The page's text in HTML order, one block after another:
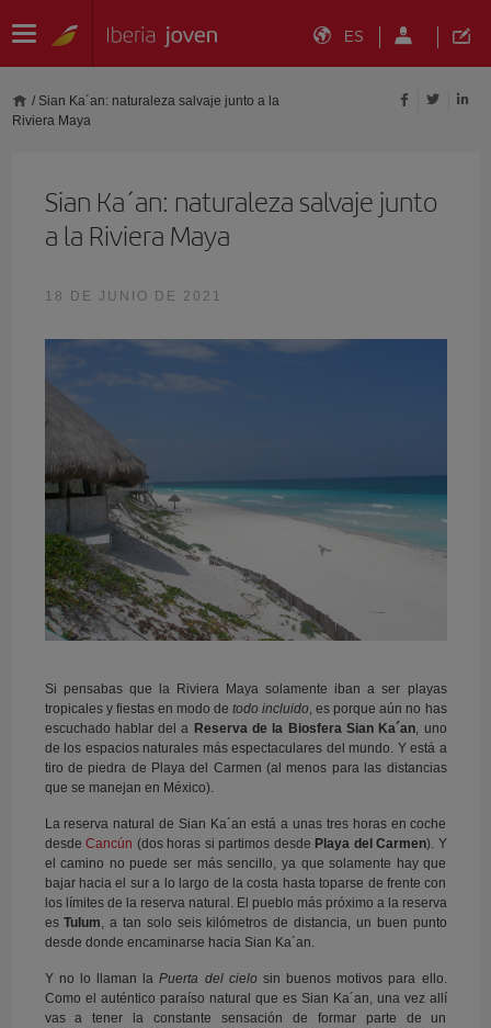
ES
/ Sian Ka´an: naturaleza salvaje junto a la
Riviera Maya
Sian Ka´an: naturaleza salvaje junto
a la Riviera Maya
18 DE JUNIO DE 2021
Si pensabas que la Riviera Maya solamente iban a ser playas
tropicales y fiestas en modo de todo incluido, es porque aún no has
escuchado hablar del a Reserva de la Biosfera Sian Ka´an, uno
de los espacios naturales más espectaculares del mundo. Y está a
tiro de piedra de Playa del Carmen (al menos para las distancias
que se manejan en México).
La reserva natural de Sian Ka´an está a unas tres horas en coche
desde Cancún (dos horas si partimos desde Playa del Carmen). Y
el camino no puede ser más sencillo, ya que solamente hay que
bajar hacia el sur a lo largo de la costa hasta toparse de frente con
los límites de la reserva natural. El pueblo más próximo a la reserva
esTulum, a tan solo seis kilómetros de distancia, un buen punto
desde donde encaminarse hacia Sian Ka´an.
Y no lo llaman laPuerta del cielosin buenos motivos para ello.
Como el auténtico paraíso natural que es Sian Ka´an, una vez allí
vas a tener la constante sensación de formar parte de un